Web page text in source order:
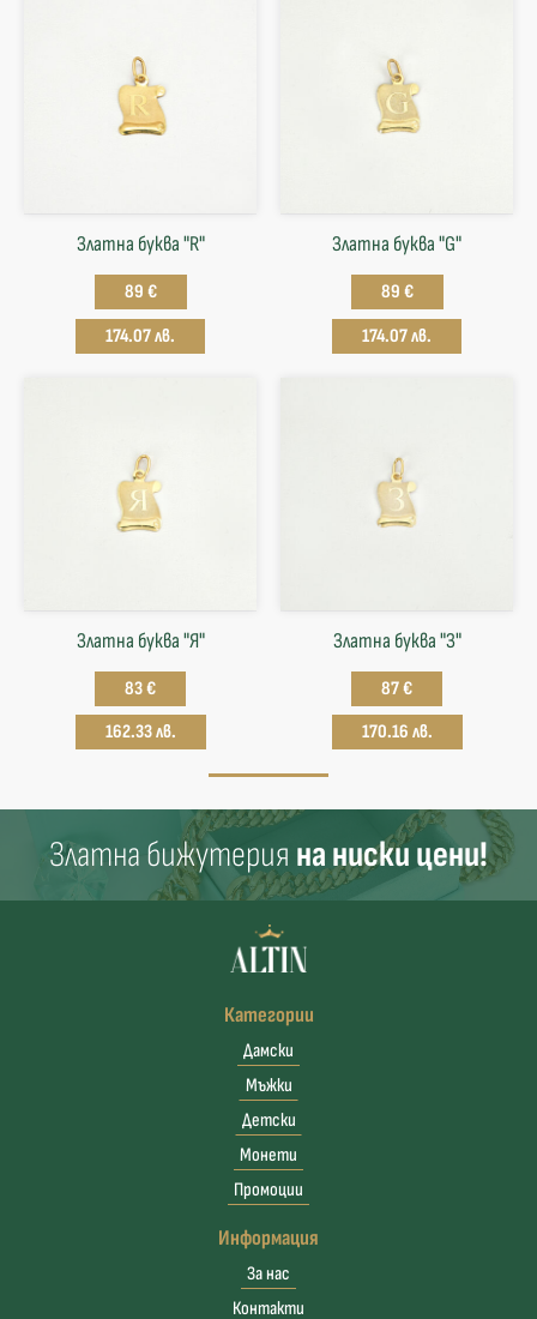
Златна буква "R"
89 €
174.07 лв.
Златна буква "G"
89 €
174.07 лв.
Златна буква "Я"
83 €
162.33 лв.
Златна буква "З"
87 €
170.16 лв.
Златна бижутерия на ниски цени!
Категории
Дамски
Мъжки
Детски
Монети
Промоции
Информация
За нас
Контакти